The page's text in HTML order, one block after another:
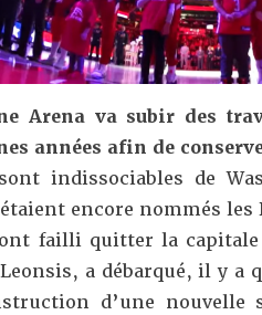
Arena va subir des
années afin de
indissociables de
encore nommés les
failli quitter la capitale
a débarqué, il y a
d’une nouvelle